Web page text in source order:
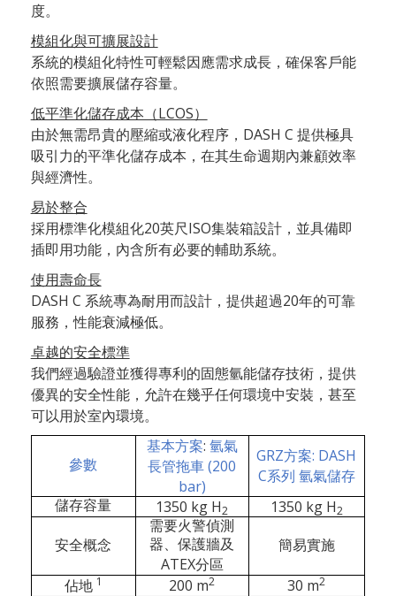
度。
模組化與可擴展設計
系統的模組化特性可輕鬆因應需求成長，確保客戶能
依照需要擴展儲存容量。
低平準化儲存成本（LCOS）
由於無需昂貴的壓縮或液化程序，DASH C 提供極具
吸引力的平準化儲存成本，在其生命週期內兼顧效率
與經濟性。
易於整合
採用標準化模組化20英尺ISO集裝箱設計，並具備即
插即用功能，內含所有必要的輔助系統。
使用壽命長
DASH C 系統專為耐用而設計，提供超過20年的可靠
服務，性能衰減極低。
卓越的安全標準
我們經過驗證並獲得專利的固態氫能儲存技術，提供
優異的安全性能，允許在幾乎任何環境中安裝，甚至
可以用於室內環境。
參數
基本方案: 氫氣
長管拖車 (200
bar)
GRZ方案: DASH
C系列 氫氣儲存
儲存容量
1350 kg H2 1350 kg H2
安全概念
需要火警偵測
器、保護牆及
ATEX分區
簡易實施
佔地 1 200 m2 30 m2